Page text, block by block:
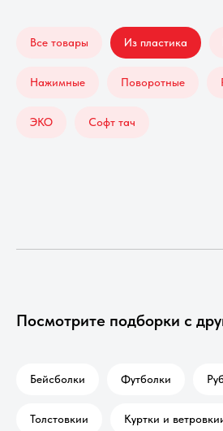
Все товары Из пластика
Нажимные Поворотные
ЭКО Софт тач
Посмотрите подборки с
Бейсболки Футболки
Толстовкии Куртки и